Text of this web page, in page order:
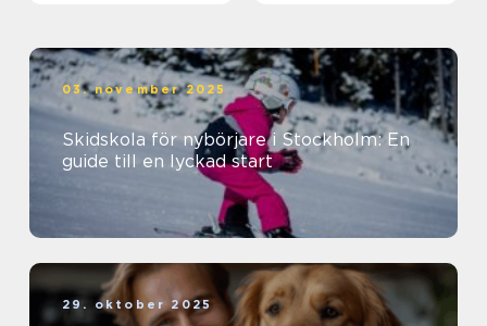
03. november 2025
Skidskola för nybörjare i Stockholm: En
guide till en lyckad start
29. oktober 2025